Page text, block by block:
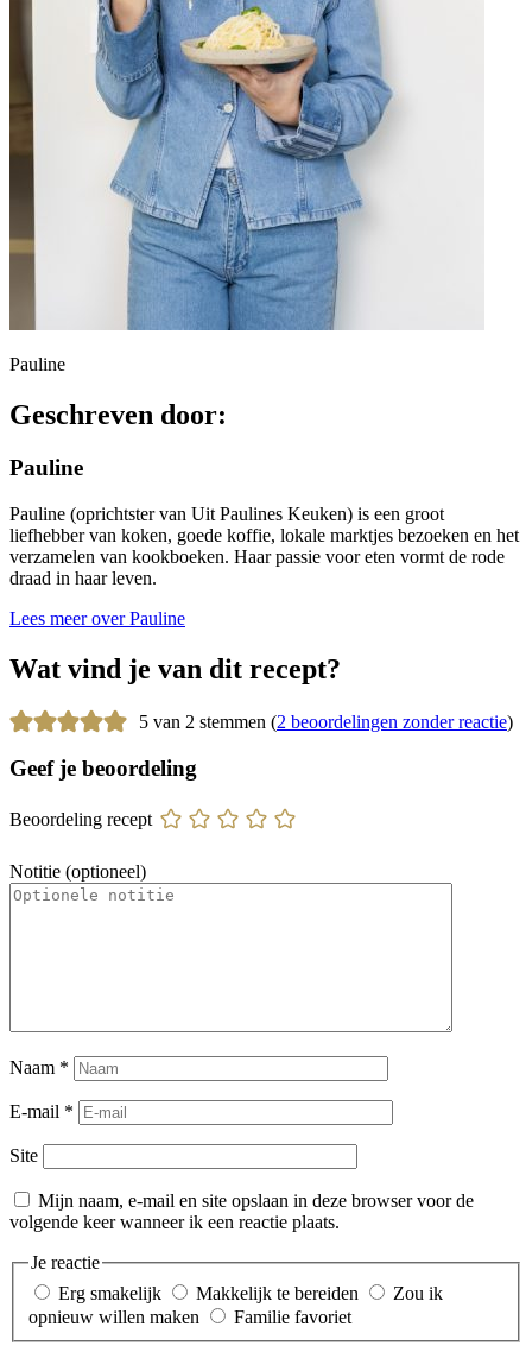
Pauline
Geschreven door:
Pauline
Pauline (oprichtster van Uit Paulines Keuken) is een groot
liefhebber van koken, goede koffie, lokale marktjes bezoeken en het
verzamelen van kookboeken. Haar passie voor eten vormt de rode
draad in haar leven.
Lees meer over Pauline
Wat vind je van dit recept?
5 van 2 stemmen (2 beoordelingen zonder reactie)
Geef je beoordeling
Beoordeling recept
Notitie (optioneel)
Naam *
E-mail *
Site
Mijn naam, e-mail en site opslaan in deze browser voor de
volgende keer wanneer ik een reactie plaats.
Je reactie
Erg smakelijk
Makkelijk te bereiden
Zou ik
opnieuw willen maken
Familie favoriet